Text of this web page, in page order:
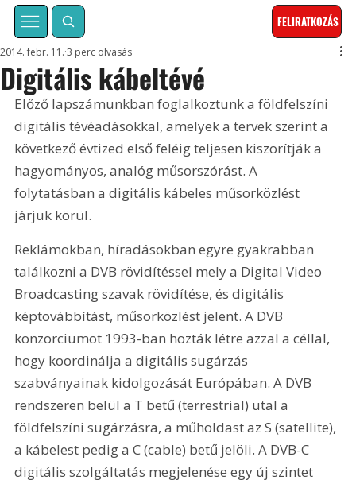
FELIRATKOZÁS
Digitális kábeltévé
2014. febr. 11. 3 perc olvasás
Előző lapszámunkban foglalkoztunk a földfelszíni
digitális tévéadásokkal, amelyek a tervek szerint a
következő évtized első feléig teljesen kiszorítják a
hagyományos, analóg műsorszórást. A
folytatásban a digitális kábeles műsorközlést
járjuk körül.
Reklámokban, híradásokban egyre gyakrabban
találkozni a DVB rövidítéssel mely a Digital Video
Broadcasting szavak rövidítése, és digitális
képtovábbítást, műsorközlést jelent. A DVB
konzorciumot 1993-ban hozták létre azzal a céllal,
hogy koordinálja a digitális sugárzás
szabványainak kidolgozását Európában. A DVB
rendszeren belül a T betű (terrestrial) utal a
földfelszíni sugárzásra, a műholdast az S (satellite),
a kábelest pedig a C (cable) betű jelöli. A DVB-C
digitális szolgáltatás megjelenése egy új szintet